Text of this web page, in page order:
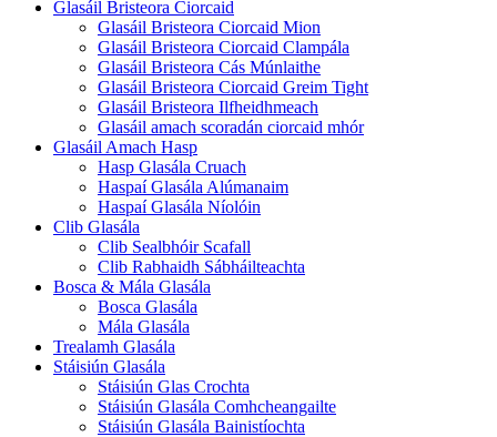
Glasáil Bristeora Ciorcaid
Glasáil Bristeora Ciorcaid Mion
Glasáil Bristeora Ciorcaid Clampála
Glasáil Bristeora Cás Múnlaithe
Glasáil Bristeora Ciorcaid Greim Tight
Glasáil Bristeora Ilfheidhmeach
Glasáil amach scoradán ciorcaid mhór
Glasáil Amach Hasp
Hasp Glasála Cruach
Haspaí Glasála Alúmanaim
Haspaí Glasála Níolóin
Clib Glasála
Clib Sealbhóir Scafall
Clib Rabhaidh Sábháilteachta
Bosca & Mála Glasála
Bosca Glasála
Mála Glasála
Trealamh Glasála
Stáisiún Glasála
Stáisiún Glas Crochta
Stáisiún Glasála Comhcheangailte
Stáisiún Glasála Bainistíochta